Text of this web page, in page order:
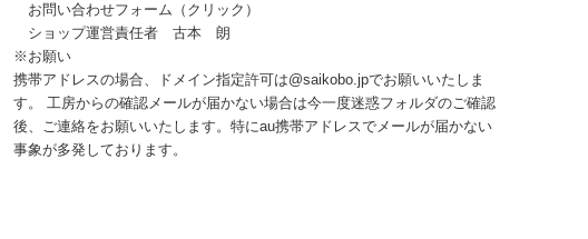
お問い合わせフォーム （クリック）
ショップ運営責任者 古本 朗
※お願い
携帯アドレスの場合、ドメイン指定許可は@saikobo.jpでお願いいたしま
す。 工房からの確認メールが届かない場合は今一度迷惑フォルダのご確認
後、ご連絡をお願いいたします。特にau携帯アドレスでメールが届かない
事象が多発しております。